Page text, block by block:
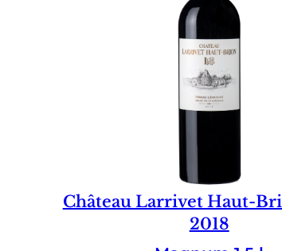
Château Larrivet Haut-
2018